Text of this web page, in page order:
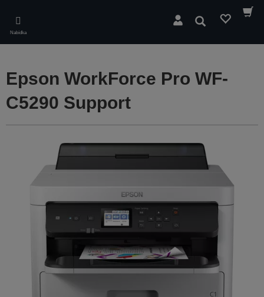
main
content
Nabídka
Hledat
Epson WorkForce Pro WF-
C5290 Support